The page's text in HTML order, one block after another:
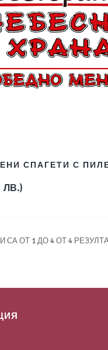
СПАГЕТИ С
ЛВ.)
СА ОТ 1 ДО 4 ОТ 4